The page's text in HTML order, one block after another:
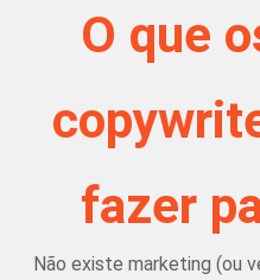
O que
fazer
Não existe marketing (ou